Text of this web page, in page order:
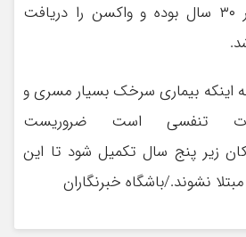
افغانستان هم که زیر ۳۰ سال بوده و واکسن را دریافت
اینکه بیماری سرخک بسیار مسری و
تنفسی است ضروریست
زیر پنج سال تکمیل شود تا این
نشوند./باشگاه خبرنگاران